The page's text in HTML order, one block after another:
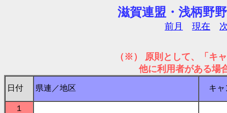
滋賀連盟・浅柄野
前月 現在
（※） 原則として、「キ
他に利用者がある場合は
日付 県連／地区 キャ
１